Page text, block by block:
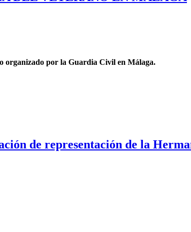
organizado por la Guardia Civil en Málaga.
de representación de la